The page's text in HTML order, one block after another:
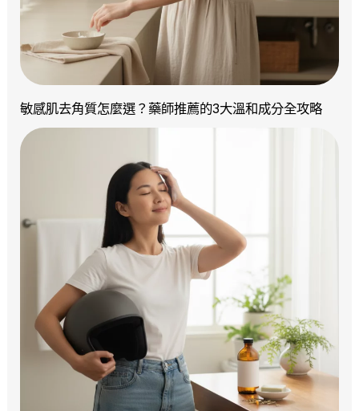
敏感肌去角質怎麼選？藥師推薦的3大溫和成分全攻略